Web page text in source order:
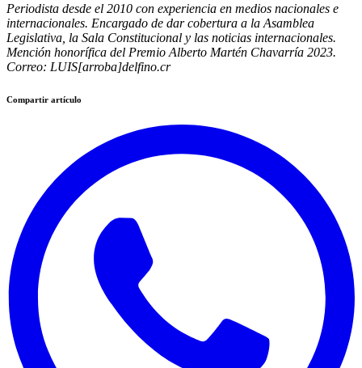
Periodista desde el 2010 con experiencia en medios nacionales e
internacionales. Encargado de dar cobertura a la Asamblea
Legislativa, la Sala Constitucional y las noticias internacionales.
Mención honorífica del Premio Alberto Martén Chavarría 2023.
Correo: LUIS[arroba]delfino.cr
Compartir artículo